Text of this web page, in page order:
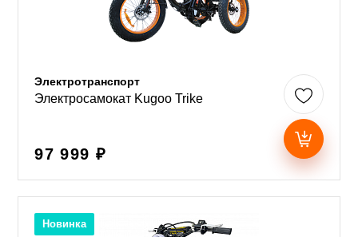
Электротранспорт
Электросамокат Kugoo Trike
97 999 ₽
Новинка